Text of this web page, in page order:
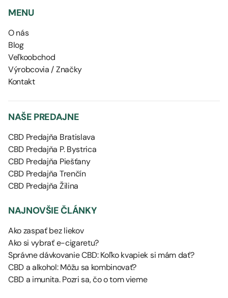
MENU
O nás
Blog
Veľkoobchod
Výrobcovia / Značky
Kontakt
NAŠE PREDAJNE
CBD Predajňa Bratislava
CBD Predajňa P. Bystrica
CBD Predajňa Piešťany
CBD Predajňa Trenčín
CBD Predajňa Žilina
NAJNOVŠIE ČLÁNKY
Ako zaspať bez liekov
Ako si vybrať e-cigaretu?
Správne dávkovanie CBD: Koľko kvapiek si mám dať?
CBD a alkohol: Môžu sa kombinovať?
CBD a imunita. Pozri sa, čo o tom vieme